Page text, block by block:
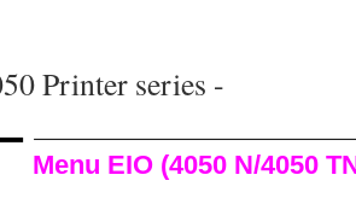
Printer series -
Menu EIO (4050 N/4050